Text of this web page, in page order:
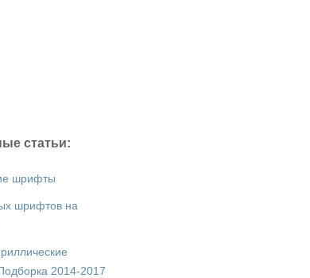
статьи:
шрифты
шрифтов на
2014-2017